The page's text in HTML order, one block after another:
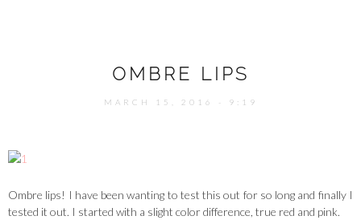
OMBRE LIPS
MARCH 15, 2016 - 9:19
Ombre lips! I have been wanting to test this out for so long and finally I
tested it out. I started with a slight color difference, true red and pink.